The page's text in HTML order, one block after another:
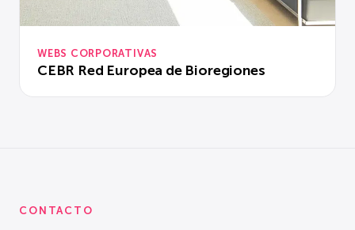
WEBS CORPORATIVAS
CEBR Red Europea de Bioregiones
CONTACTO